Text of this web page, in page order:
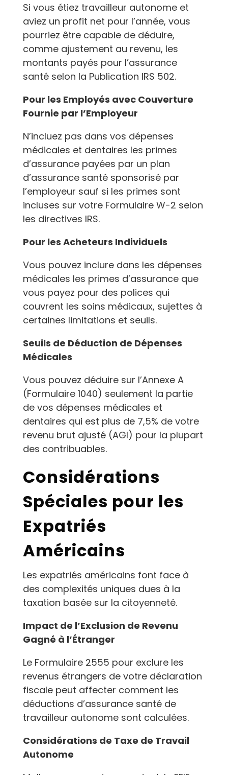
Si vous étiez travailleur autonome et
aviez un profit net pour l’année, vous
pourriez être capable de déduire,
comme ajustement au revenu, les
montants payés pour l’assurance
santé selon la Publication IRS 502.
Pour les Employés avec Couverture
Fournie par l’Employeur
N’incluez pas dans vos dépenses
médicales et dentaires les primes
d’assurance payées par un plan
d’assurance santé sponsorisé par
l’employeur sauf si les primes sont
incluses sur votre Formulaire W-2 selon
les directives IRS.
Pour les Acheteurs Individuels
Vous pouvez inclure dans les dépenses
médicales les primes d’assurance que
vous payez pour des polices qui
couvrent les soins médicaux, sujettes à
certaines limitations et seuils.
Seuils de Déduction de Dépenses
Médicales
Vous pouvez déduire sur l’Annexe A
(Formulaire 1040) seulement la partie
de vos dépenses médicales et
dentaires qui est plus de 7,5% de votre
revenu brut ajusté (AGI) pour la plupart
des contribuables.
Considérations
Spéciales pour les
Expatriés
Américains
Les expatriés américains font face à
des complexités uniques dues à la
taxation basée sur la citoyenneté.
Impact de l’Exclusion de Revenu
Gagné à l’Étranger
Le Formulaire 2555 pour exclure les
revenus étrangers de votre déclaration
fiscale peut affecter comment les
déductions d’assurance santé de
travailleur autonome sont calculées.
Considérations de Taxe de Travail
Autonome